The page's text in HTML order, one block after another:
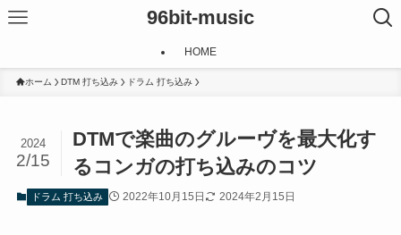
96bit-music
HOME
ホーム DTM 打ち込み ドラム 打ち込み
DTMで楽曲のグルーヴを最大化す
るコンガの打ち込みのコツ
2024
2/15
ドラム 打ち込み 2022年10月15日 2024年2月15日